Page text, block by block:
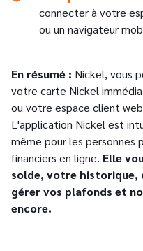
connecter à votre
ou un navigateur
En résumé : Nickel, vous
votre carte Nickel
ou votre espace client
L'application Nickel est
même pour les personnes
financiers en ligne. Elle
solde, votre
gérer vos plafonds et
encore.